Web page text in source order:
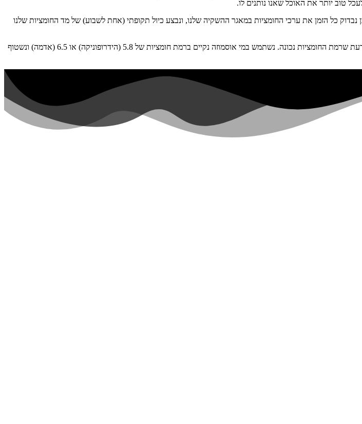
נבדוק כל הזמן את ערכי החומציות במאגר ההשקיה שלנו, ונבצע כיול תקופתי (אחת לשבוע) של מד החומציות שלנו
כשאנו מבצעים שטיפה ואיפוס של מצע הגידול, נקפיד על ערכי חומציות נכונים ונמדוד גם את מי הנגר כדי לדעת שרמת החומציות נכונה. נשתמש במי אוסמוזה נקיים ברמת חומציות של 5.8 (הידרופוניקה) או 6.5 (אדמה) ונשטוף